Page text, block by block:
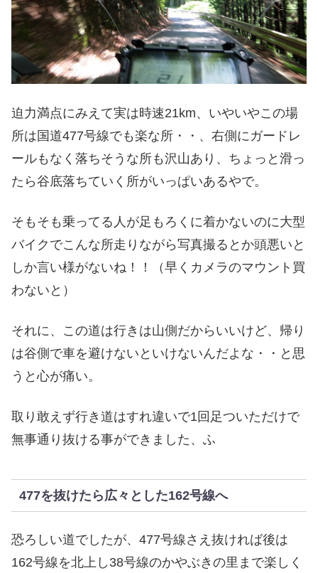
迫力満点にみえて実は時速21km、いやいやこの場
所は国道477号線でも楽な所・・、右側にガードレ
ールもなく落ちそうな所も沢山あり、ちょっと滑っ
たら谷底落ちていく所がいっぱいあるやで。
そもそも乗ってる人が足もろくに着かないのに大型
バイクでこんな所走りながら写真撮るとか頭悪いと
しか言い様がないね！！（早くカメラのマウント買
わないと）
それに、この道は行きは山側だからいいけど、帰り
は谷側で車を避けないといけないんだよな・・と思
うと心が痛い。
取り敢えず行き道はすれ違いで1回足ついただけで
無事通り抜ける事ができました、ふ
477を抜けたら広々とした162号線へ
恐ろしい道でしたが、477号線さえ抜ければ後は
162号線を北上し38号線のかやぶきの里まで楽しく